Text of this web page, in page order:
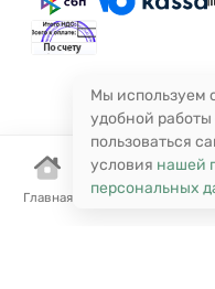
Главная Корзина
Мы используем
удобной
пользоваться
условия нашей
персональных